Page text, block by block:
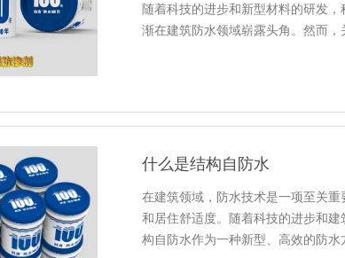
随着科技的进步和新型材料的研发
渐在建筑防水领域崭露头角。然而
什么是结构自防水
在建筑领域，防水技术是一项至关
和居住舒适度。随着科技的进步和
构自防水作为一种新型、高效的防